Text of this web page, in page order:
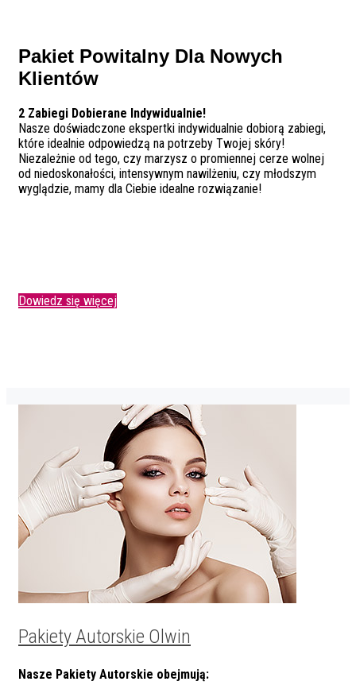
Pakiet Powitalny Dla Nowych
Klientów
2 Zabiegi Dobierane Indywidualnie!
Nasze doświadczone ekspertki indywidualnie dobiorą zabiegi,
które idealnie odpowiedzą na potrzeby Twojej skóry!
Niezależnie od tego, czy marzysz o promiennej cerze wolnej
od niedoskonałości, intensywnym nawilżeniu, czy młodszym
wyglądzie, mamy dla Ciebie idealne rozwiązanie!
Dowiedz się więcej
Pakiety Autorskie Olwin
Nasze Pakiety Autorskie obejmują: